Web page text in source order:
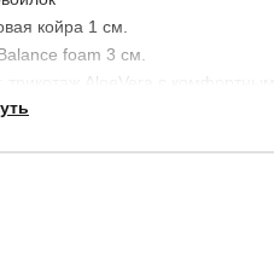
койра 1 см.
foam 3 см.
трикотаж AloeVera с комфортным
матраса: 21 см.